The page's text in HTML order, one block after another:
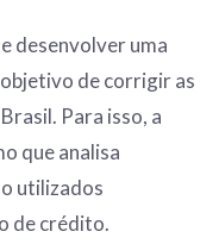
desenvolver uma
de corrigir as
Para isso, a
que analisa
utilizados
de crédito.